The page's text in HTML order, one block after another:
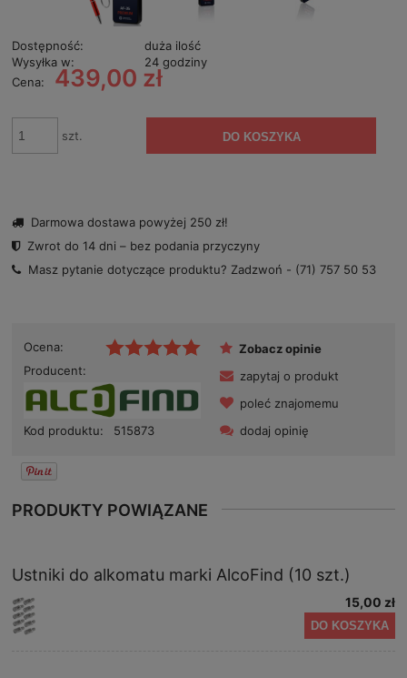
Dostępność:
duża ilość
Wysyłka w:
24 godziny
Cena:
439,00 zł
szt. DO KOSZYKA
Darmowa dostawa powyżej 250 zł!
Zwrot do 14 dni – bez podania przyczyny
Masz pytanie dotyczące produktu? Zadzwoń - (71) 757 50 53
Ocena:
Producent:
Kod produktu: 515873
Zobacz opinie
zapytaj o produkt
poleć znajomemu
dodaj opinię
PRODUKTY POWIĄZANE
Ustniki do alkomatu marki AlcoFind (10 szt.)
15,00 zł
DO KOSZYKA